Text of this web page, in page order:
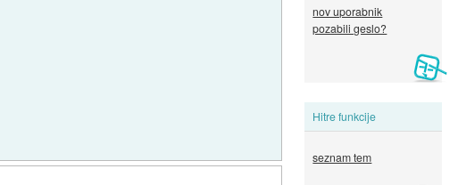
nov uporabnik
pozabili geslo?
Hitre funkcije
seznam tem